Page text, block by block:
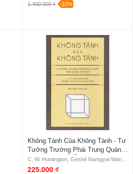
1.400.000 ₫ -10%
Không Tánh Của Không Tánh - Tư
Tưởng Trường Phái Trung Quán
Thời Kỳ Đầu Ở Ấn Độ
225.000 ₫